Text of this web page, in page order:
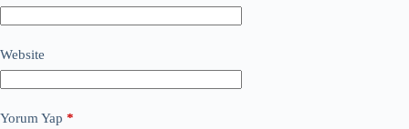
Website
Yorum Yap *